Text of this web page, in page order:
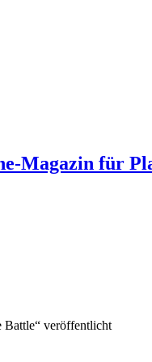
Magazin für
veröffentlicht